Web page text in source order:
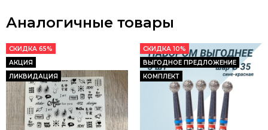
Аналогичные товары
СКИДКА 65%
АКЦИЯ
ЛИКВИДАЦИЯ
СКИДКА 10%
ВЫГОДНОЕ ПРЕДЛОЖЕНИЕ
КОМПЛЕКТ